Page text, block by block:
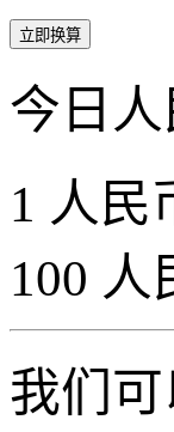
立即换算
今日
1 人民
100
我们